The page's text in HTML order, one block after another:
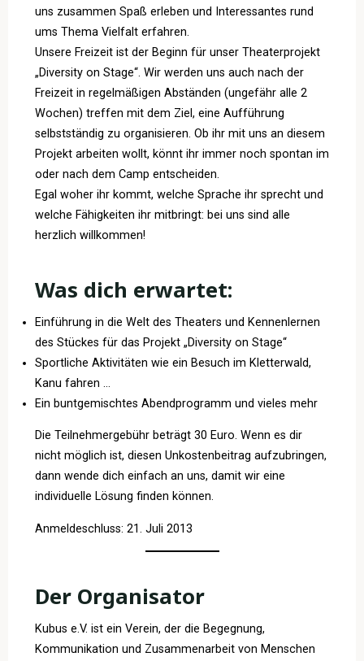
uns zusammen Spaß erleben und Interessantes rund
ums Thema Vielfalt erfahren.
Unsere Freizeit ist der Beginn für unser Theaterprojekt
„Diversity on Stage“. Wir werden uns auch nach der
Freizeit in regelmäßigen Abständen (ungefähr alle 2
Wochen) treffen mit dem Ziel, eine Aufführung
selbstständig zu organisieren. Ob ihr mit uns an diesem
Projekt arbeiten wollt, könnt ihr immer noch spontan im
oder nach dem Camp entscheiden.
Egal woher ihr kommt, welche Sprache ihr sprecht und
welche Fähigkeiten ihr mitbringt: bei uns sind alle
herzlich willkommen!
Was dich erwartet:
Einführung in die Welt des Theaters und Kennenlernen
des Stückes für das Projekt „Diversity on Stage“
Sportliche Aktivitäten wie ein Besuch im Kletterwald,
Kanu fahren …
Ein buntgemischtes Abendprogramm und vieles mehr
Die Teilnehmergebühr beträgt 30 Euro. Wenn es dir
nicht möglich ist, diesen Unkostenbeitrag aufzubringen,
dann wende dich einfach an uns, damit wir eine
individuelle Lösung finden können.
Anmeldeschluss: 21. Juli 2013
Der Organisator
Kubus e.V. ist ein Verein, der die Begegnung,
Kommunikation und Zusammenarbeit von Menschen